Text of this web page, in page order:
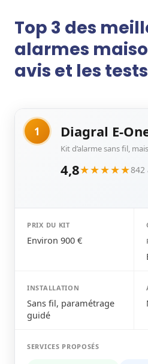
Top 3 des
alarmes
avis et les tests
1 Diagral E-
Kit d’alarme sans fil,
4,8★★★★★842
PRIX DU KIT
Environ 900 €
INSTALLATION
Sans fil, paramétrage
guidé
SERVICES PROPOSÉS